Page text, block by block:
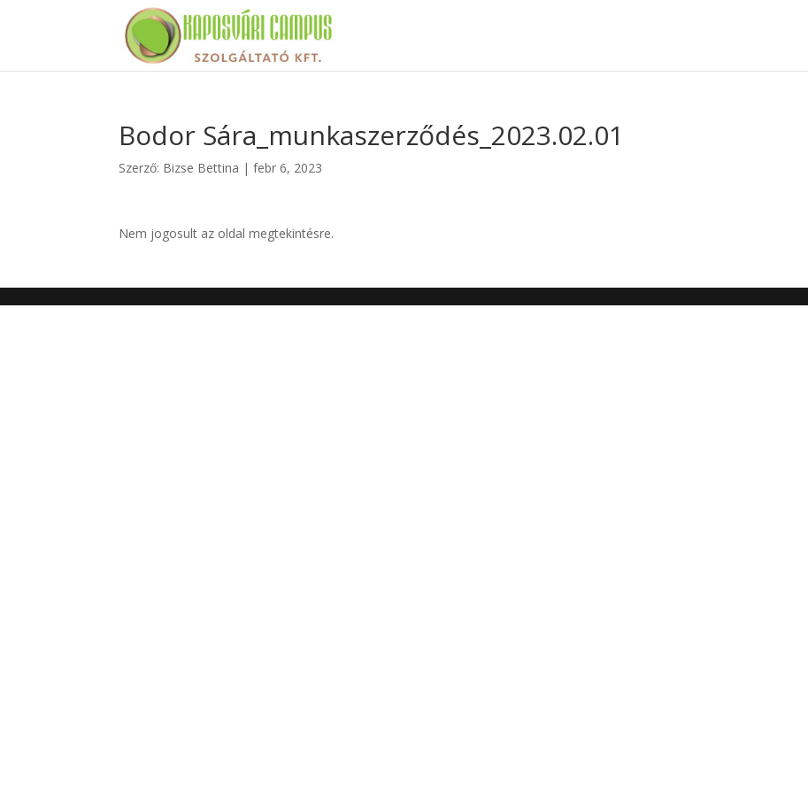
Bodor Sára_munkaszerződés_2023.02.01
Szerző: Bizse Bettina |febr 6, 2023
Nem jogosult az oldal megtekintésre.